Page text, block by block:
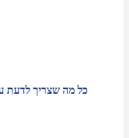
כל מה שצריך לדעת